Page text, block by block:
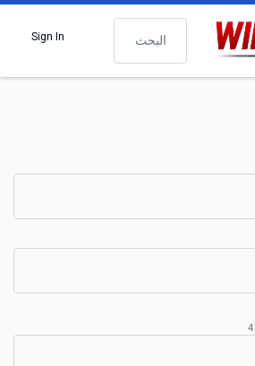
البحث
Sign In